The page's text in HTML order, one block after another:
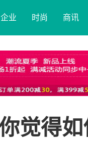
企业 时尚 商讯
觉得如